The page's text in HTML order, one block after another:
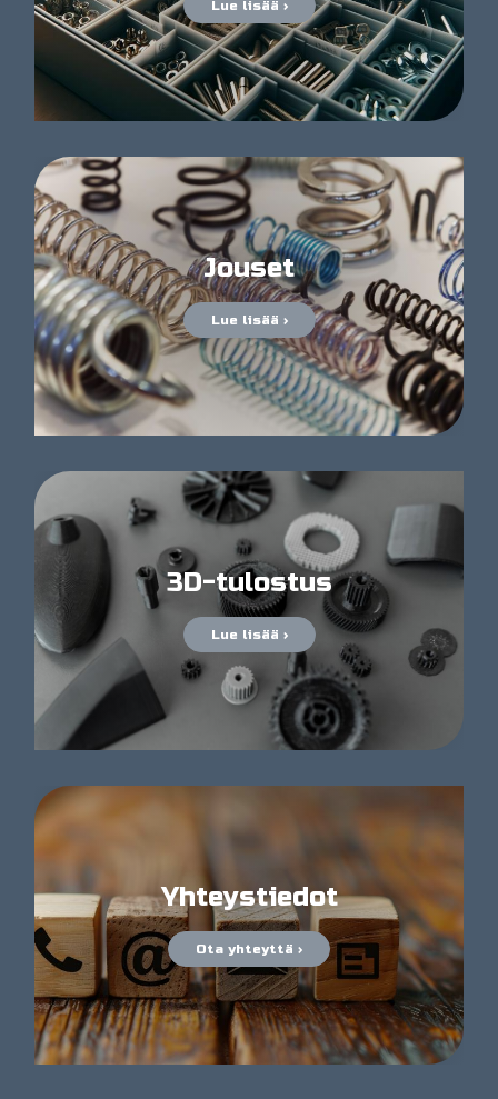
Lue lisää ›
Jouset
Lue lisää ›
3D-tulostus
Lue lisää ›
Yhteystiedot
Ota yhteyttä ›